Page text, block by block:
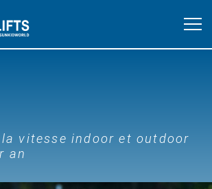
vitesse indoor et outdoor
an